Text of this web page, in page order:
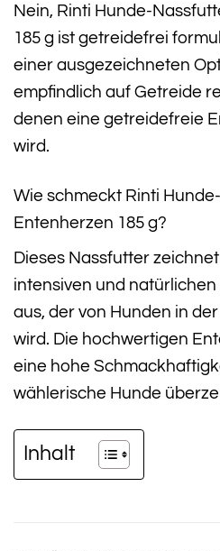
Nein, Rinti Hunde-
185 g ist getreidefrei
einer ausgezeichneten
empfindlich auf Getreide
denen eine getreidefreie
wird.
Wie schmeckt Rinti
Entenherzen 185 g?
Dieses Nassfutter
intensiven und
aus, der von Hunden in
wird. Die hochwertigen
eine hohe
wählerische Hunde
Inhalt